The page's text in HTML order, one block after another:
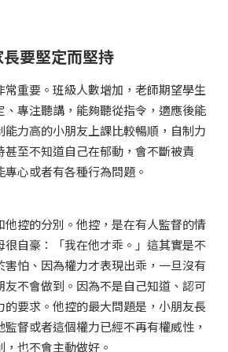
要堅定而堅持
重要。班級人數增加，老師期望學生
、專注聽講，能夠聽從指令，適應後能
能力高的小朋友上課比較暢順，自制力
甚至不知道自己在郁動，會不斷被責
心或者有各種行為問題。
他控的分別。他控，是在有人監督的情
很自豪：「我在他才乖。」這其實是不
害怕、因為權力才表現出乖，一旦沒有
友不會做到。因為不是自己知道、認可
要求。他控的最大問題是，小朋友長
督或者這個權力已經不再有權威性，
也不會主動做好。